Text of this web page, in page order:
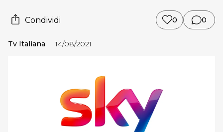
Condividi 0 0
Tv Italiana 14/08/2021